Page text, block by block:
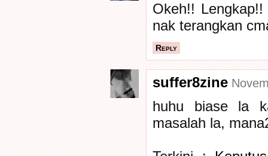
Okeh!!
nak terangkan
Reply
suffer8zine
huhu biase la
masalah la,